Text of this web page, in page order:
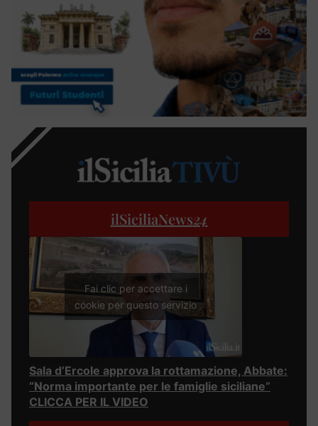
ilSiciliaNews24
Fai clic per accettare i
cookie per questo servizio
Sala d’Ercole approva la rottamazione, Abbate:
“Norma importante per le famiglie siciliane”
CLICCA PER IL VIDEO